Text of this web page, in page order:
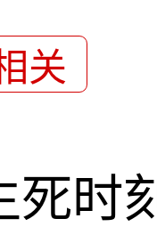
关
死时